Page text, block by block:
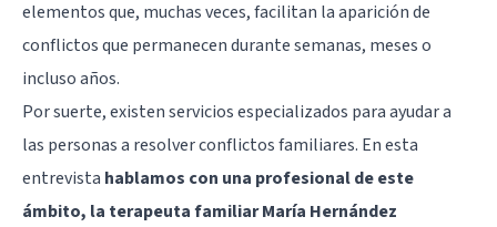
elementos que, muchas veces, facilitan la aparición de
conflictos que permanecen durante semanas, meses o
incluso años.
Por suerte, existen servicios especializados para ayudar a
las personas a resolver conflictos familiares. En esta
entrevista hablamos con una profesional de este
ámbito, la terapeuta familiar María Hernández